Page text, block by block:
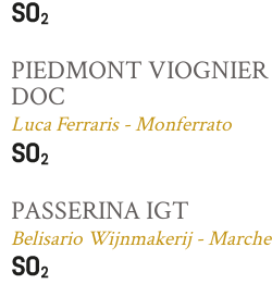
PIEDMONT VIOGNIER
DOC
Luca Ferraris - Monferrato
PASSERINA IGT
Belisario Wijnmakerij - Marche